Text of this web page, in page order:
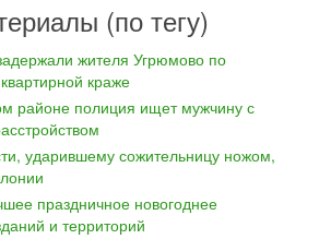
(по тегу)
жителя Угрюмово по
краже
районе полиция ищет мужчину с
ударившему сожительницу ножом,
праздничное новогоднее
и территорий